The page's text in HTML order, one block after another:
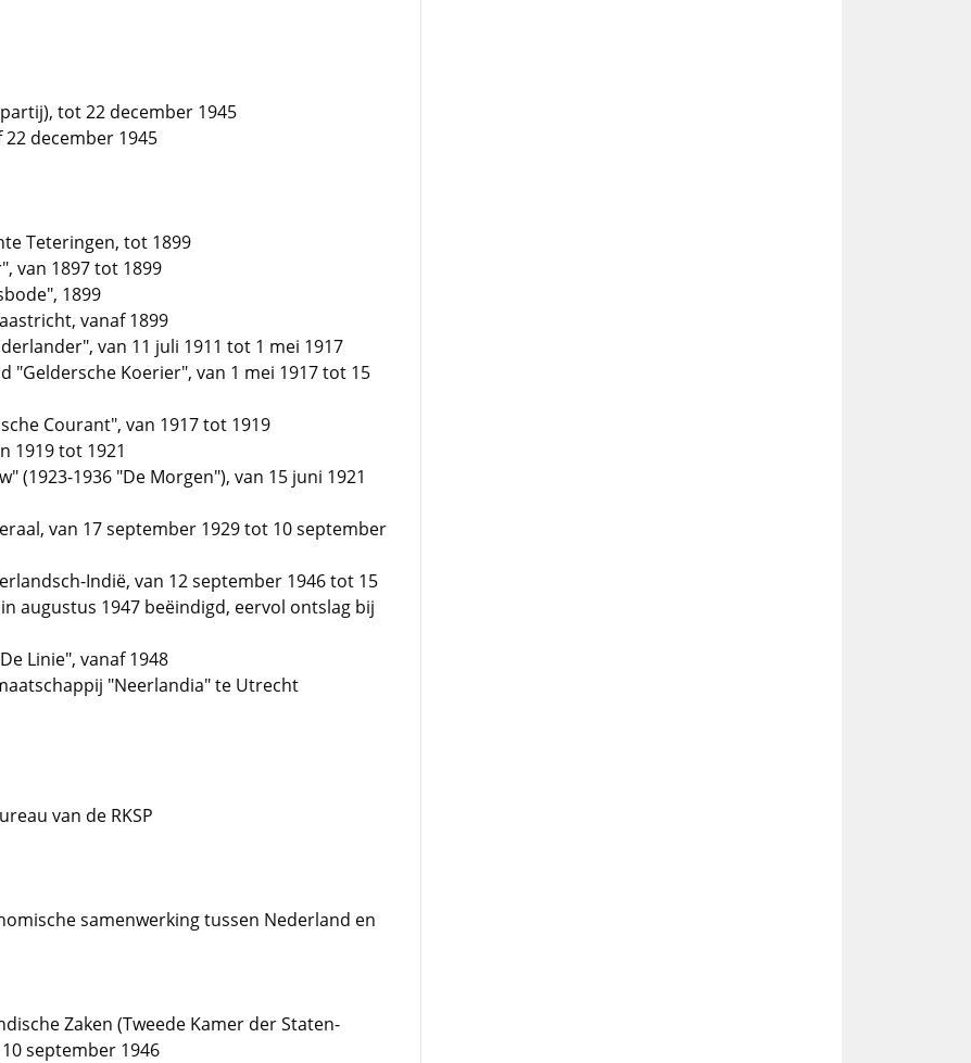
tot 22 december 1945
22 december 1945
Teteringen, tot 1899
van 1897 tot 1899
1899
vanaf 1899
van 11 juli 1911 tot 1 mei 1917
Koerier", van 1 mei 1917 tot 15
Courant", van 1917 tot 1919
1919 tot 1921
(1923-1936 "De Morgen"), van 15 juni 1921
van 17 september 1929 tot 10 september
Indië, van 12 september 1946 tot 15
augustus 1947 beëindigd, eervol ontslag bij
Linie", vanaf 1948
"Neerlandia" te Utrecht
van de RKSP
samenwerking tussen Nederland en
Zaken (Tweede Kamer der Staten-
september 1946